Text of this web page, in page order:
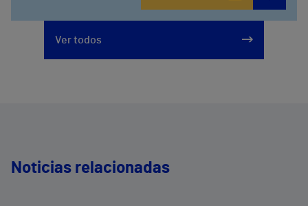
Ver todos
Noticias relacionadas